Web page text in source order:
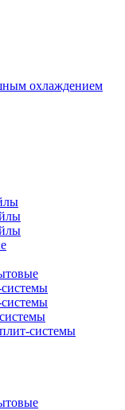
охлаждением
системы